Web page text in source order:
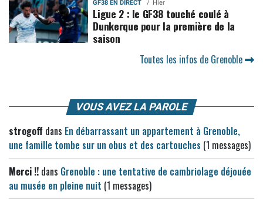
GF38 EN DIRECT Hier
Ligue 2 : le GF38 touché coulé à
Dunkerque pour la première de la
saison
Toutes les infos de Grenoble
VOUS AVEZ LA PAROLE
strogoff dans En débarrassant un appartement à Grenoble,
une famille tombe sur un obus et des cartouches (1 messages)
Merci !! dans Grenoble : une tentative de cambriolage déjouée
au musée en pleine nuit (1 messages)